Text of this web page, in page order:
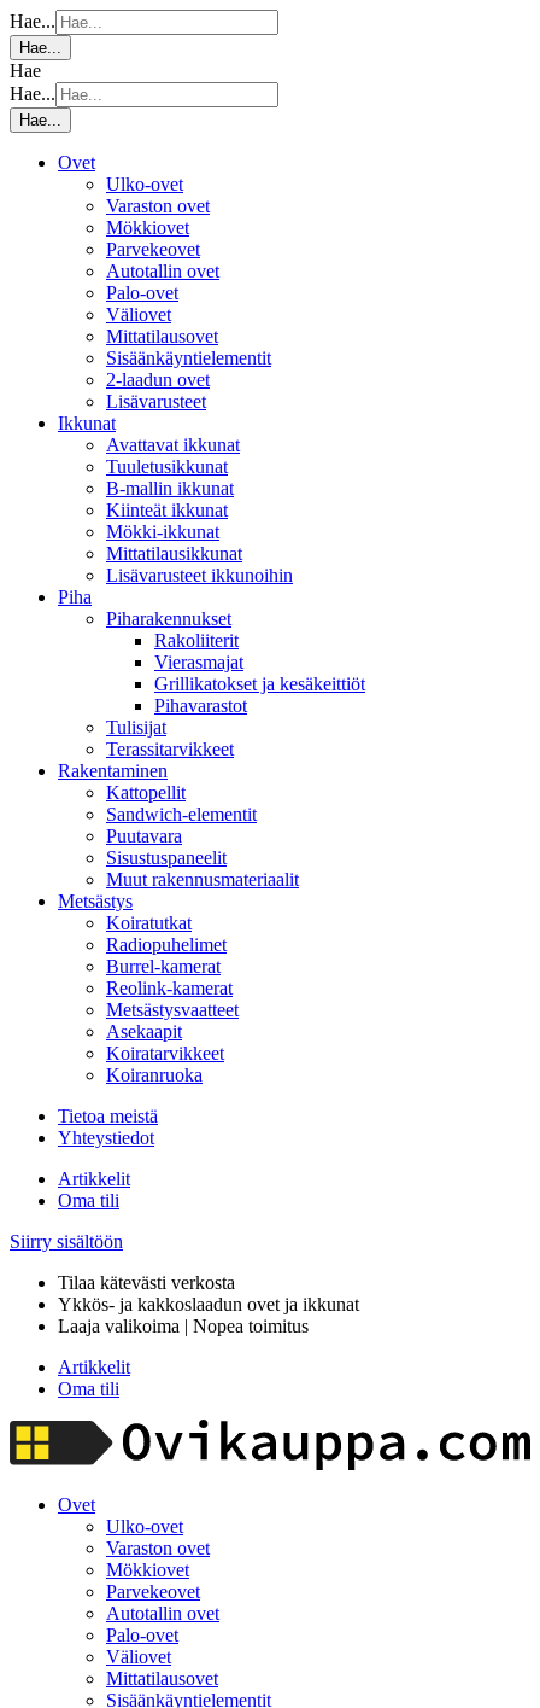
Hae...
Hae...
Hae
Hae...
Hae...
Ovet
Ulko-ovet
Varaston ovet
Mökkiovet
Parvekeovet
Autotallin ovet
Palo-ovet
Väliovet
Mittatilausovet
Sisäänkäyntielementit
2-laadun ovet
Lisävarusteet
Ikkunat
Avattavat ikkunat
Tuuletusikkunat
B-mallin ikkunat
Kiinteät ikkunat
Mökki-ikkunat
Mittatilausikkunat
Lisävarusteet ikkunoihin
Piha
Piharakennukset
Rakoliiterit
Vierasmajat
Grillikatokset ja kesäkeittiöt
Pihavarastot
Tulisijat
Terassitarvikkeet
Rakentaminen
Kattopellit
Sandwich-elementit
Puutavara
Sisustuspaneelit
Muut rakennusmateriaalit
Metsästys
Koiratutkat
Radiopuhelimet
Burrel-kamerat
Reolink-kamerat
Metsästysvaatteet
Asekaapit
Koiratarvikkeet
Koiranruoka
Tietoa meistä
Yhteystiedot
Artikkelit
Oma tili
Siirry sisältöön
Tilaa kätevästi verkosta
Ykkös- ja kakkoslaadun ovet ja ikkunat
Laaja valikoima | Nopea toimitus
Artikkelit
Oma tili
Ovet
Ulko-ovet
Varaston ovet
Mökkiovet
Parvekeovet
Autotallin ovet
Palo-ovet
Väliovet
Mittatilausovet
Sisäänkäyntielementit